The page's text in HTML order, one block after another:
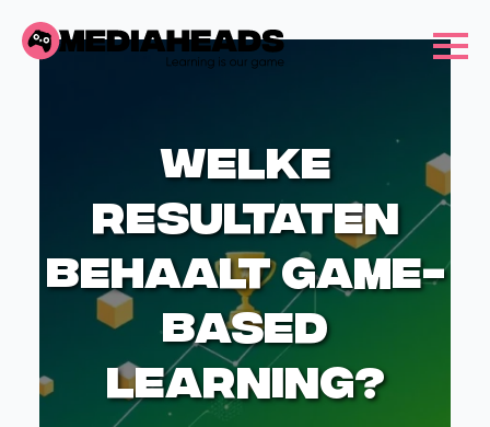
Welke
resultaten
behaalt game-
based
learning?